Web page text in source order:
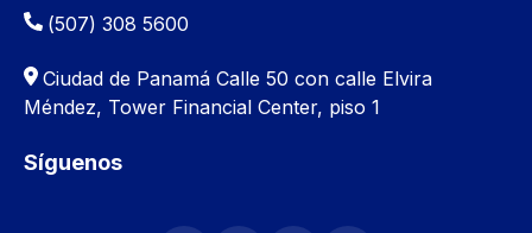
(507) 308 5600
Ciudad de Panamá Calle 50 con calle Elvira
Méndez, Tower Financial Center, piso 1
Síguenos